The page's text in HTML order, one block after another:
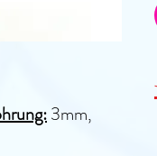
3mm,